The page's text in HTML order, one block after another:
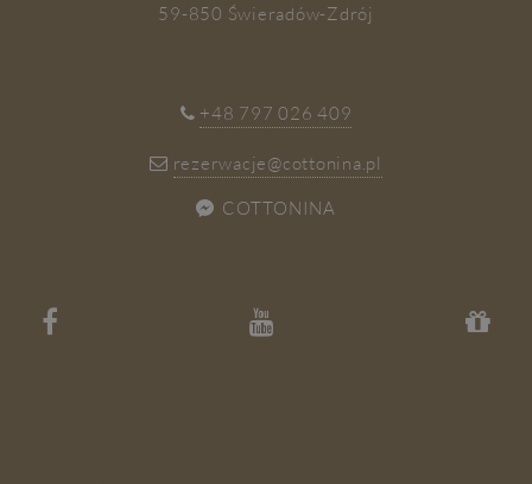
59-850 Świeradów-Zdrój
+48 797 026 409
rezerwacje@cottonina.pl
COTTONINA